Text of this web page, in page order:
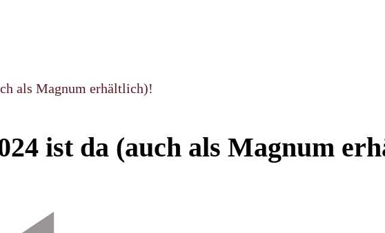
als Magnum erhältlich)!
ist da (auch als Magnum